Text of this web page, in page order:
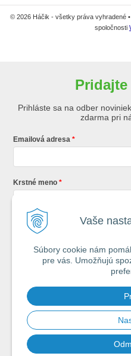
Vaše
Súbory cookie nám
pre vás. Umožňujú
© 2026 Háčik - všetky práva vyhradené •
spoločnosti
Pridajte
Prihláste sa na odber
zdarma pri
Emailová adresa
Krstné meno
Registráciou súhlasíte so
Každý týždeň si od nás nájdete v
akčná ponuka. 1x mesačne
Ochrana vašich osobných údajov
našimi zásadami spracovania